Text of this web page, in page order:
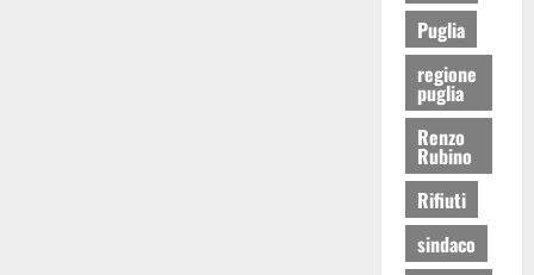
Puglia
regione
puglia
Renzo
Rubino
Rifiuti
sindaco